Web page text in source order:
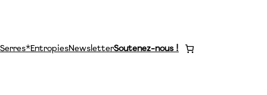
Serres*EntropiesNewsletterSoutenez-nous !